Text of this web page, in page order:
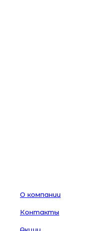
О компании
Контакты